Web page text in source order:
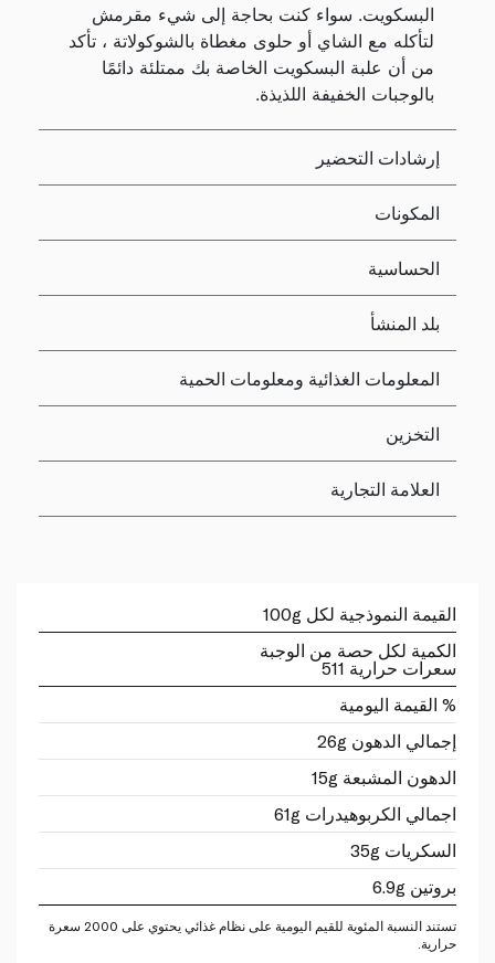
البسكويت. سواء كنت بحاجة إلى شيء مقرمش
لتأكله مع الشاي أو حلوى مغطاة بالشوكولاتة ، تأكد
من أن علبة البسكويت الخاصة بك ممتلئة دائمًا
بالوجبات الخفيفة اللذيذة.
إرشادات التحضير
المكونات
الحساسية
بلد المنشأ
المعلومات الغذائية ومعلومات الحمية
التخزين
العلامة التجارية
القيمة النموذجية لكل 100g
الكمية لكل حصة من الوجبة
سعرات حرارية 511
% القيمة اليومية
إجمالي الدهون 26g
الدهون المشبعة 15g
اجمالي الكربوهيدرات 61g
السكريات 35g
بروتين 6.9g
تستند النسبة المئوية للقيم اليومية على نظام غذائي يحتوي على 2000 سعرة
حرارية.